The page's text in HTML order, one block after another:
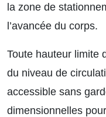
la zone de
l’avancée du corps.
Toute hauteur limite
du niveau de
accessible sans
dimensionnelles